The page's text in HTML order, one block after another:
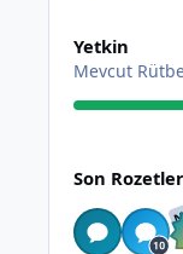
Yetkin
Mevcut
Son Rozetler